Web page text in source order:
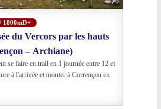
1800mD+
du Vercors par les hauts
– Archiane)
se faire en trail en 1 journée entre 12 et
à l'arrivée et monter à Corrençon en